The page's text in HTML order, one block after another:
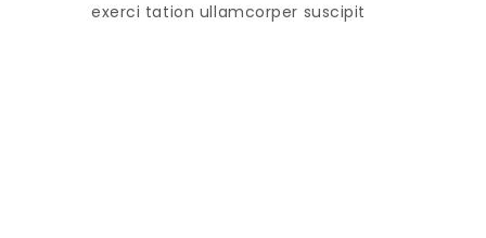
exerci tation ullamcorper suscipit